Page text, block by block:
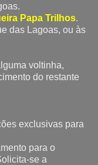
Papa Trilhos.
das Lagoas, ou às
voltinha,
do restante
exclusivas para
para o
se a